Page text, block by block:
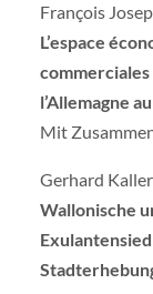
François
L’espace
commerciales
l’Allemagne
Mit
Gerhard Kaller
Wallonische